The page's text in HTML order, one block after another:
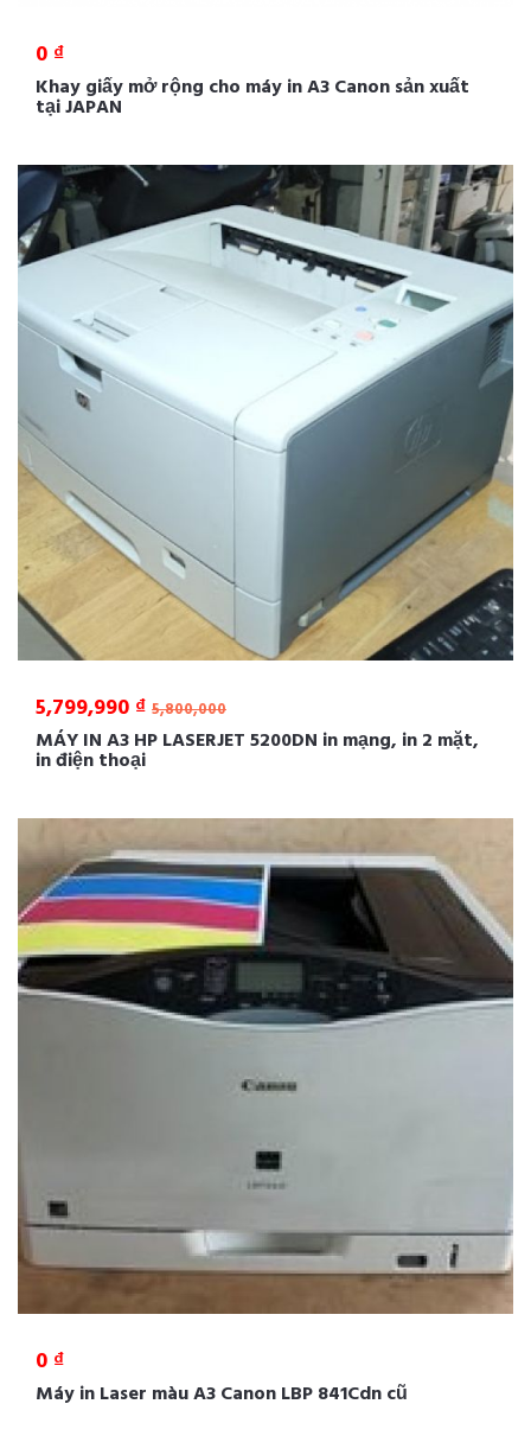
0 ₫
Khay giấy mở rộng cho máy in A3 Canon sản xuất
tại JAPAN
5,799,990 ₫ 5,800,000
MÁY IN A3 HP LASERJET 5200DN in mạng, in 2 mặt,
in điện thoại
0 ₫
Máy in Laser màu A3 Canon LBP 841Cdn cũ